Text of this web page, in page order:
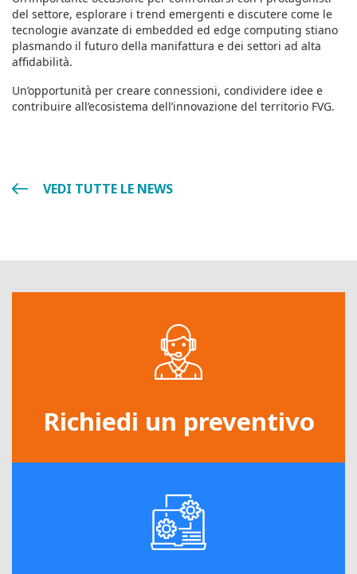
del settore, esplorare i trend emergenti e discutere come le
tecnologie avanzate di embedded ed edge computing stiano
plasmando il futuro della manifattura e dei settori ad alta
affidabilità.
Un’opportunità per creare connessioni, condividere idee e
contribuire all’ecosistema dell’innovazione del territorio FVG.
VEDI TUTTE LE NEWS
Richiedi un preventivo